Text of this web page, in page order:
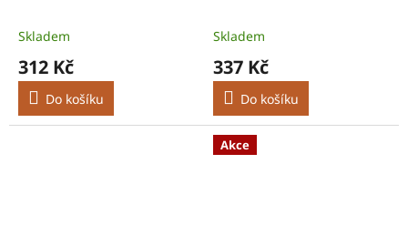
Skladem
312 Kč
Do košíku
Skladem
337 Kč
Do košíku
Akce